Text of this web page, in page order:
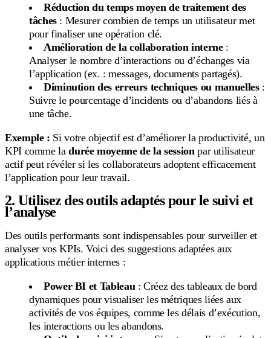
Réduction du temps moyen de traitement des
tâches: Mesurer combien de temps un utilisateur met
pour finaliser une opération clé.
Amélioration de la collaboration interne:
Analyser le nombre d’interactions ou d’échanges via
l’application (ex. : messages, documents partagés).
Diminution des erreurs techniques ou manuelles:
Suivre le pourcentage d’incidents ou d’abandons liés à
une tâche.
Exemple : Si votre objectif est d’améliorer la productivité, un
KPI comme ladurée moyenne de la session par utilisateur
actif peut révéler si les collaborateurs adoptent efficacement
l’application pour leur travail.
2. Utilisez des outils adaptés pour le suivi et
l’analyse
Des outils performants sont indispensables pour surveiller et
analyser vos KPIs. Voici des suggestions adaptées aux
applications métier internes :
Power BI et Tableau : Créez des tableaux de bord
dynamiques pour visualiser les métriques liées aux
activités de vos équipes, comme les délais d’exécution,
les interactions ou les abandons.